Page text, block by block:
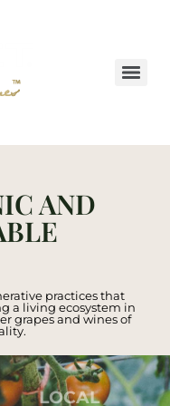
AND
practices that
a living ecosystem in
grapes and wines of
LOCAL
económico de nuestra región
mantener vínculos cercanos con
nuestra comunidad